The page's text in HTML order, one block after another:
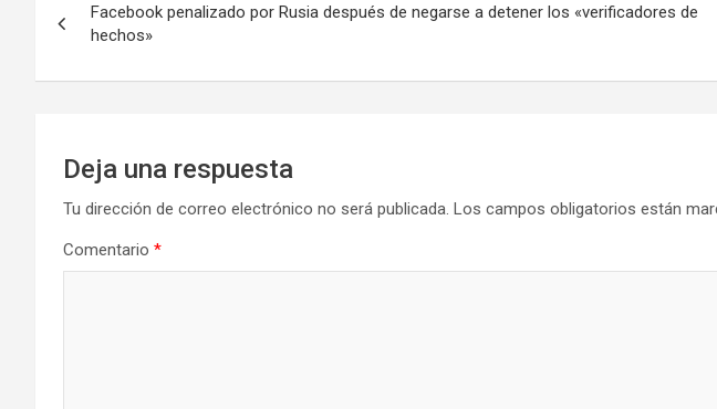
de
entradas
Facebook penalizado por Rusia después de negarse a detener los «verificadores de
hechos»
Deja una respuesta
Tu dirección de correo electrónico no será publicada. Los campos obligatorios están
Comentario *